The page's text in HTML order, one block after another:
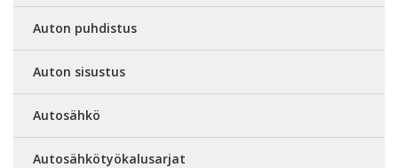
Auton puhdistus
Auton sisustus
Autosähkö
Autosähkötyökalusarjat